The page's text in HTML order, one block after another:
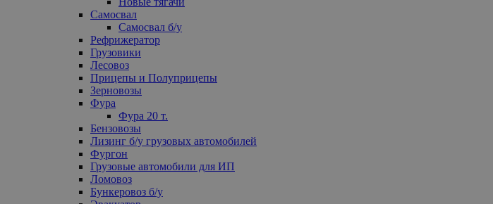
Самосвал
Самосвал б/у
Рефрижератор
Грузовики
Лесовоз
Прицепы и Полуприцепы
Зерновозы
Фура
Фура 20 т.
Бензовозы
Лизинг б/у грузовых автомобилей
Фургон
Грузовые автомобили для ИП
Ломовоз
Бункеровоз б/у